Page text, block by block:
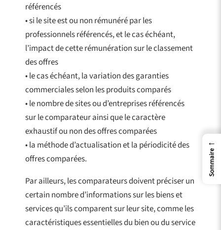
référencés
• si le site est ou non rémunéré par les
professionnels référencés, et le cas échéant,
l’impact de cette rémunération sur le classement
des offres
• le cas échéant, la variation des garanties
commerciales selon les produits comparés
• le nombre de sites ou d’entreprises référencés
sur le comparateur ainsi que le caractère
exhaustif ou non des offres comparées
• la méthode d’actualisation et la périodicité des
offres comparées.
Par ailleurs, les comparateurs doivent préciser un
certain nombre d’informations sur les biens et
services qu’ils comparent sur leur site, comme les
caractéristiques essentielles du bien ou du service
←
Sommaire